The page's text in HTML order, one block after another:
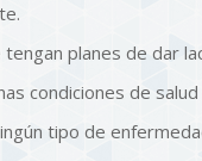
planes de dar
condiciones de
tipo de